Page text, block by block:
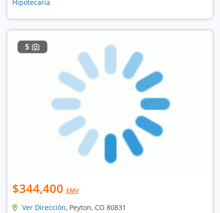
Hipotecaria
5
$344,400 EMV
Ver Dirección, Peyton, CO 80831